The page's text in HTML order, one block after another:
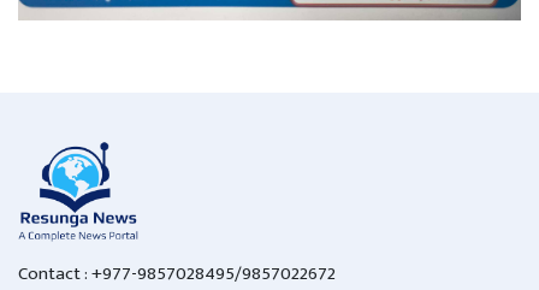
Contact : +977-9857028495/9857022672